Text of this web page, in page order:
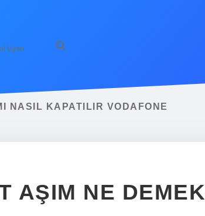
Uyarı
NASIL KAPATILIR VODAFONE
AŞIM NE DEMEK